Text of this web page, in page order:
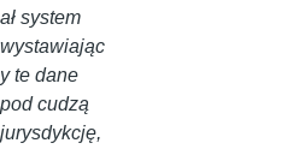
ał system
wystawiając
y te dane
pod cudzą
jurysdykcję,